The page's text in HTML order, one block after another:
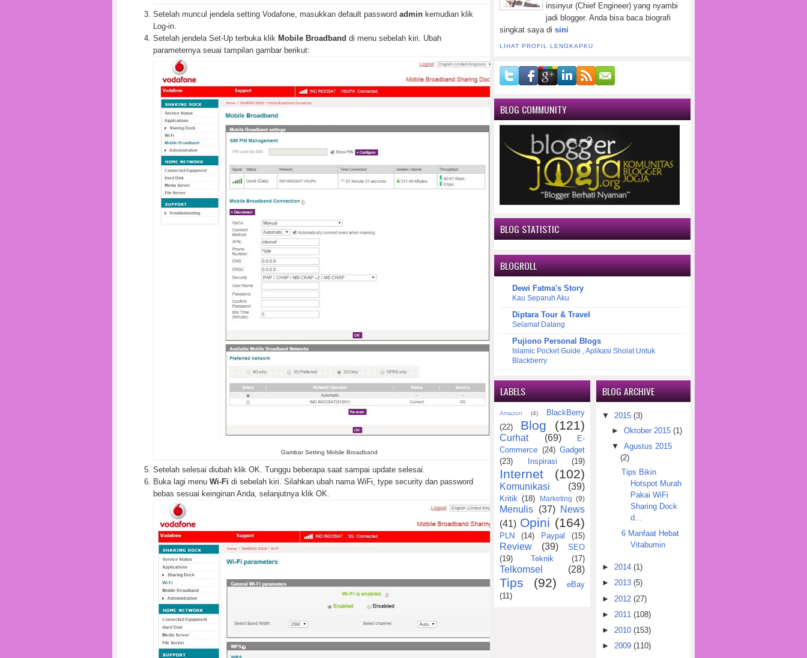
Setelah muncul jendela setting Vodafone, masukkan default password admin kemudian klik
Log-in.
Setelah jendela Set-Up terbuka klik Mobile Broadband di menu sebelah kiri. Ubah
parameternya seuai tampilan gambar berikut:
Gambar Setting Mobile Broadband
Setelah selesai diubah klik OK. Tunggu beberapa saat sampai update selesai.
Buka lagi menu Wi-Fi di sebelah kiri. Silahkan ubah nama WiFi, type security dan password
bebas sesuai keinginan Anda, selanjutnya klik OK.
insinyur (Chief Engineer) yang nyambi
jadi blogger. Anda bisa baca biografi
singkat saya di sini
LIHAT PROFIL LENGKAPKU
BLOG COMMUNITY
BLOG STATISTIC
BLOGROLL
Dewi Fatma's Story
Kau Separuh Aku
Diptara Tour & Travel
Selamat Datang
Pujiono Personal Blogs
Islamic Pocket Guide , Aplikasi Sholat Untuk
Blackberry
LABELS
Amazon (4)
BlackBerry
(22)
Blog (121)
Curhat (69)
E-
Commerce (24) Gadget
(23)
Inspirasi (19)
Internet (102)
Komunikasi (39)
Kritik (18) Marketing (9)
Menulis (37)
News
(41) Opini (164)
PLN (14) Paypal (15)
Review (39)
SEO
(19)
Teknik (17)
Telkomsel (28)
Tips (92)
eBay
(11)
BLOG ARCHIVE
▼ 2015 (3)
► Oktober 2015 (1)
▼
Agustus 2015
(2)
Tips Bikin
Hotspot Murah
Pakai WiFi
Sharing Dock
d...
6 Manfaat Hebat
Vitabumin
►2014 (1)
►2013 (5)
► 2012 (27)
► 2011 (108)
►2010 (153)
►2009 (110)